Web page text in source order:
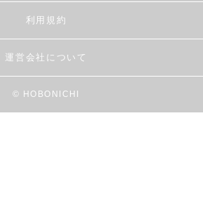
利用規約
運営会社について
© HOBONICHI